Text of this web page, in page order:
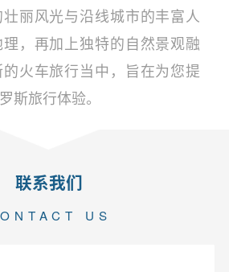
丽风光与沿线城市的丰富人
，再加上独特的自然景观融
火车旅行当中，旨在为您提
斯旅行体验。
联系我们
US